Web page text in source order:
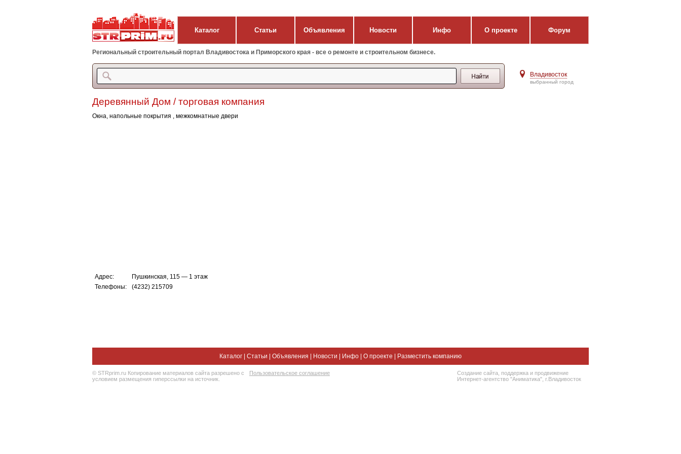
Каталог Статьи Объявления Новости Инфо О проекте Форум
Региональный строительный портал Владивостока и Приморского края - все о ремонте и строительном бизнесе.
Владивосток
выбранный город
Деревянный Дом / торговая компания
Окна, напольные покрытия , межкомнатные двери
Адрес:
Пушкинская, 115 — 1 этаж
Телефоны:
(4232) 215709
Каталог Статьи Объявления Новости Инфо О проекте Разместить компанию
© STRprim.ru Копирование материалов сайта разрешено с
условием размещения гиперссылки на источник.
Пользовательское соглашение Создание сайта , поддержка и продвижение
Интернет-агентство "Аниматика", г.Владивосток